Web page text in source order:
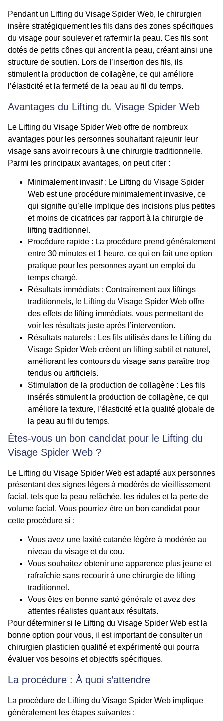
Pendant un Lifting du Visage Spider Web, le chirurgien
insère stratégiquement les fils dans des zones spécifiques
du visage pour soulever et raffermir la peau. Ces fils sont
dotés de petits cônes qui ancrent la peau, créant ainsi une
structure de soutien. Lors de l’insertion des fils, ils
stimulent la production de collagène, ce qui améliore
l’élasticité et la fermeté de la peau au fil du temps.
Avantages du Lifting du Visage Spider Web
Le Lifting du Visage Spider Web offre de nombreux
avantages pour les personnes souhaitant rajeunir leur
visage sans avoir recours à une chirurgie traditionnelle.
Parmi les principaux avantages, on peut citer :
Minimalement invasif: Le Lifting du Visage Spider
Web est une procédure minimalement invasive, ce
qui signifie qu’elle implique des incisions plus petites
et moins de cicatrices par rapport à la chirurgie de
lifting traditionnel.
Procédure rapide : La procédure prend généralement
entre 30 minutes et 1 heure, ce qui en fait une option
pratique pour les personnes ayant un emploi du
temps chargé.
Résultats immédiats : Contrairement aux liftings
traditionnels, le Lifting du Visage Spider Web offre
des effets de lifting immédiats, vous permettant de
voir les résultats juste après l’intervention.
Résultats naturels : Les fils utilisés dans le Lifting du
Visage Spider Web créent un lifting subtil et naturel,
améliorant les contours du visage sans paraître trop
tendus ou artificiels.
Stimulation de la production de collagène : Les fils
insérés stimulent la production de collagène, ce qui
améliore la texture, l’élasticité et la qualité globale de
la peau au fil du temps.
Êtes-vous un bon candidat pour le Lifting du
Visage Spider Web ?
Le Lifting du Visage Spider Web est adapté aux personnes
présentant des signes légers à modérés de vieillissement
facial, tels que la peau relâchée, les ridules et la perte de
volume facial. Vous pourriez être un bon candidat pour
cette procédure si :
Vous avez une laxité cutanée légère à modérée au
niveau du visage et du cou.
Vous souhaitez obtenir une apparence plus jeune et
rafraîchie sans recourir à une chirurgie de lifting
traditionnel.
Vous êtes en bonne santé générale et avez des
attentes réalistes quant aux résultats.
Pour déterminer si le Lifting du Visage Spider Web est la
bonne option pour vous, il est important de consulter un
chirurgien plasticien qualifié et expérimenté qui pourra
évaluer vos besoins et objectifs spécifiques.
La procédure : À quoi s’attendre
La procédure de Lifting du Visage Spider Web implique
généralement les étapes suivantes :